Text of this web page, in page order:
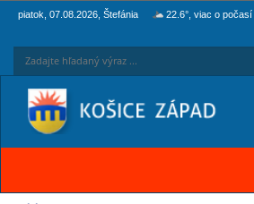
piatok, 07.08.2026, Štefánia 22.6°, viac o počasí